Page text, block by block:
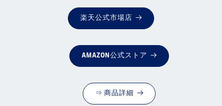
楽天公式市場店
AMAZON公式ストア
⇒ 商品詳細